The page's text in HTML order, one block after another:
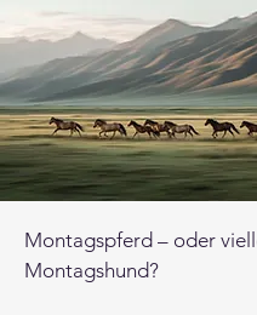
Montagspferd – oder
Montagshund?